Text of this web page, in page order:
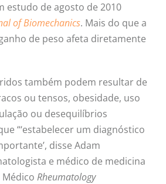
estudo de agosto de 2010
of Biomechanics. Mais do que a
de peso afeta diretamente
também podem resultar de
ou tensos, obesidade, uso
ou desequilíbrios
“‘estabelecer um diagnóstico
disse Adam
e médico de medicina
Rheumatology